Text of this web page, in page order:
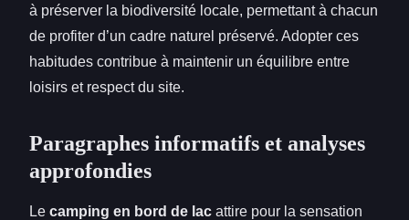
à préserver la biodiversité locale, permettant à chacun
de profiter d’un cadre naturel préservé. Adopter ces
habitudes contribue à maintenir un équilibre entre
loisirs et respect du site.
Paragraphes informatifs et analyses
approfondies
Le camping en bord de lac attire pour la sensation